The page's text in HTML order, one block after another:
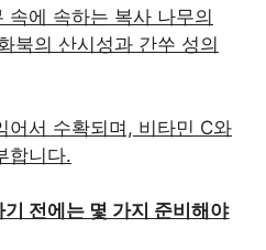
속에 속하는 복사 나무의
북의 산시성과 간쑤 성의
어서 수확되며, 비타민 C와
합니다.
전에는 몇 가지 준비해야